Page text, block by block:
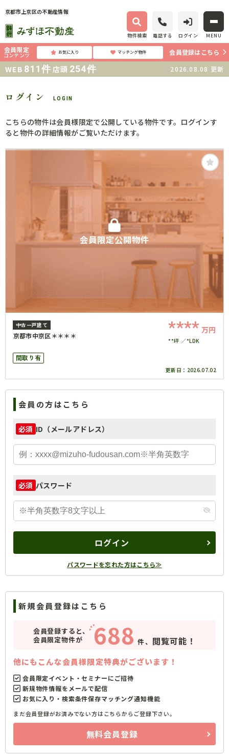
京都市上京区の不動産情報
物件検索 電話する ログイン MENU
会員限定
コンテンツ お気に入り マッチング物件 会員登録はこちら
WEB 811件 店頭 254件 2026.08.08 更新
ログイン LOGIN
こちらの物件は会員様限定で公開している物件です。ログインす
ると物件の詳細情報がご覧いただけます。
会員限定公開物件
中古一戸建て
京都市中京区＊＊＊＊ **** 万円
**坪 *LDK
間取り有
更新日： 2026.07.02
会員の方はこちら
必須 ID（メールアドレス）
必須 パスワード
ログイン
パスワードを忘れた方はこちら≫
新規会員登録はこちら
会員登録すると、
会員限定物件が
688 件、 閲覧可能！
他にもこんな会員様限定特典がございます！
会員限定イベント・セミナーにご招待
新規物件情報をメールで配信
お気に入り・検索条件保存マッチング通知機能
まだ会員登録がお済みでない方はこちらからご登録下さい。
無料会員登録